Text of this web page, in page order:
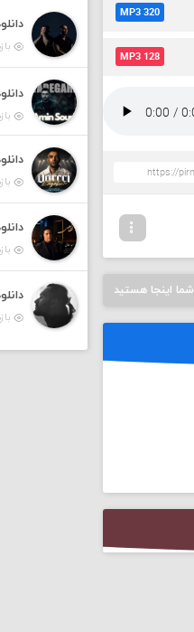
MP3 320
MP3 128
شما اینجا هستید